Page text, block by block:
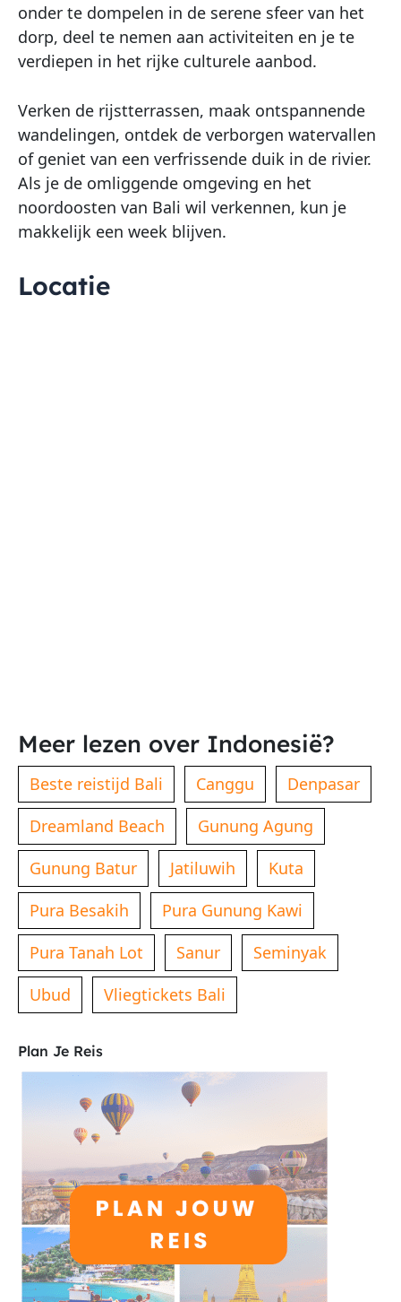
Plan Je Reis
onder te dompelen in de serene sfeer van het
dorp, deel te nemen aan activiteiten en je te
verdiepen in het rijke culturele aanbod.
Verken de rijstterrassen, maak ontspannende
wandelingen, ontdek de verborgen watervallen
of geniet van een verfrissende duik in de rivier.
Als je de omliggende omgeving en het
noordoosten van Bali wil verkennen, kun je
makkelijk een week blijven.
Locatie
Meer lezen over Indonesië?
Beste reistijd Bali Canggu
Denpasar
Dreamland Beach
Gunung Agung
Gunung Batur
Jatiluwih
Kuta
Pura Besakih
Pura Gunung Kawi
Pura Tanah Lot
Sanur
Seminyak
Ubud
Vliegtickets Bali